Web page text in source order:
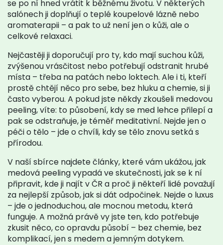
se po ní hned vrátit k běžnému životu. V některých
salónech ji doplňují o teplé koupelové lázně nebo
aromaterapii – a pak to už není jen o kůži, ale o
celkové relaxaci.
Nejčastěji ji doporučují pro ty, kdo mají suchou kůži,
zvýšenou vrásčitost nebo potřebují odstranit hrubé
místa – třeba na patách nebo loktech. Ale i ti, kteří
prostě chtějí něco pro sebe, bez hluku a chemie, si ji
často vyberou. A pokud jste někdy zkoušeli medovou
peeling, víte: to působení, kdy se med lehce přilepí a
pak se odstraňuje, je téměř meditativní. Nejde jen o
péči o tělo – jde o chvíli, kdy se tělo znovu setká s
přírodou.
V naší sbírce najdete články, které vám ukážou, jak
medová peeling vypadá ve skutečnosti, jak se k ní
připravit, kde ji najít v ČR a proč ji někteří lidé považují
za nejlepší způsob, jak si dát odpočinek. Nejde o luxus
– jde o jednoduchou, ale mocnou metodu, která
funguje. A možná právě vy jste ten, kdo potřebuje
zkusit něco, co opravdu působí – bez chemie, bez
komplikací, jen s medem a jemným dotykem.